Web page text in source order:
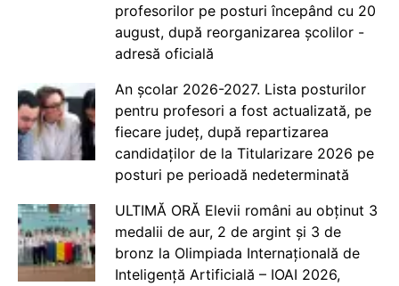
profesorilor pe posturi începând cu 20
august, după reorganizarea școlilor -
adresă oficială
An școlar 2026-2027. Lista posturilor
pentru profesori a fost actualizată, pe
fiecare județ, după repartizarea
candidaților de la Titularizare 2026 pe
posturi pe perioadă nedeterminată
ULTIMĂ ORĂ Elevii români au obținut 3
medalii de aur, 2 de argint și 3 de
bronz la Olimpiada Internațională de
Inteligență Artificială – IOAI 2026,